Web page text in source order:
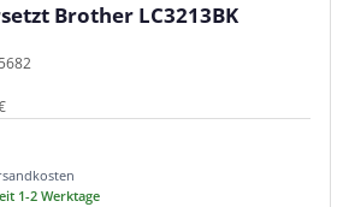
Brother LC3213BK
1-2 Werktage